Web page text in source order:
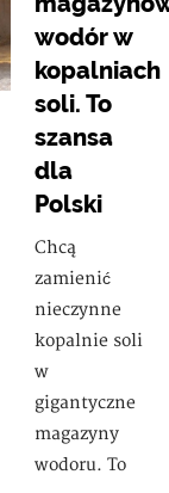
wodór w
kopalniach
soli. To
szansa
dla
Polski
Chcą
zamienić
nieczynne
kopalnie soli
w
gigantyczne
magazyny
wodoru. To